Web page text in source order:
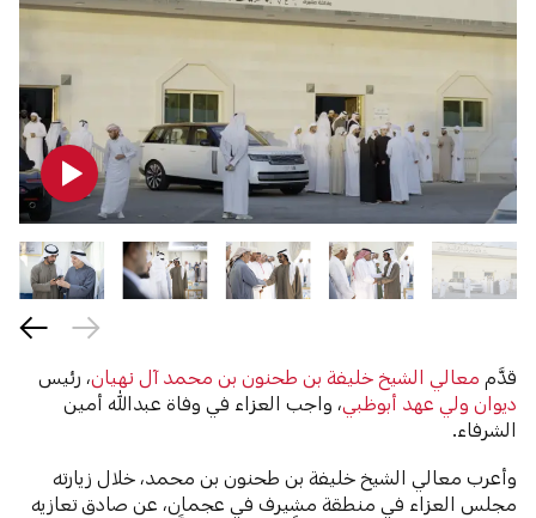
قدَّم معالي الشيخ خليفة بن طحنون بن محمد آل نهيان، رئيس
ديوان ولي عهد أبوظبي، واجب العزاء في وفاة عبدالله أمين
الشرفاء.
وأعرب معالي الشيخ خليفة بن طحنون بن محمد، خلال زيارته
مجلس العزاء في منطقة مشيرف في عجمان، عن صادق تعازيه